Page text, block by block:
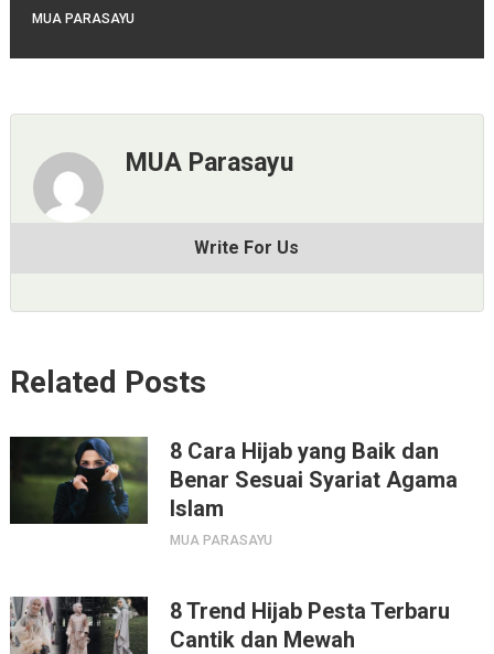
MUA PARASAYU
MUA Parasayu
Write For Us
Related Posts
8 Cara Hijab yang Baik dan
Benar Sesuai Syariat Agama
Islam
MUA PARASAYU
8 Trend Hijab Pesta Terbaru
Cantik dan Mewah